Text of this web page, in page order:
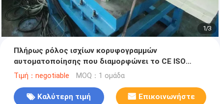
1/3
Πλήρως ρόλος ισχίων κορυφογραμμών
αυτοματοποίησης που διαμορφώνει το CE ISO
εξοπλισμού πιστοποιημένο
Τιμή：negotiable MOQ：1 ομάδα
Καλύτερη τιμή Επικοινωνήστε